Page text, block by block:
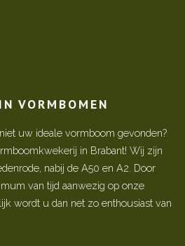
VORMBOMEN
uw ideale vormboom gevonden?
in Brabant! Wij zijn
nabij de A50 en A2. Door
van tijd aanwezig op onze
wordt u dan net zo enthousiast van